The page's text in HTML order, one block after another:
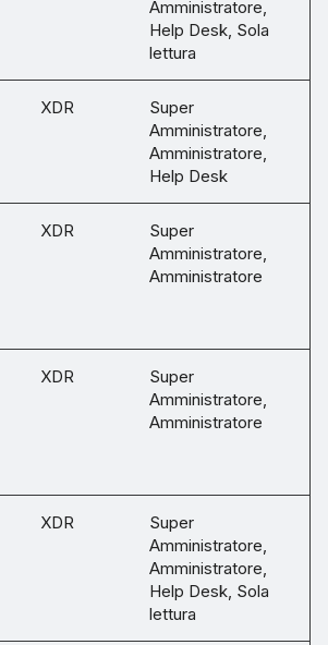
Amministratore,
Help Desk, Sola
lettura
XDR
Super
Amministratore,
Amministratore,
Help Desk
XDR
Super
Amministratore,
Amministratore
XDR
Super
Amministratore,
Amministratore
XDR
Super
Amministratore,
Amministratore,
Help Desk, Sola
lettura